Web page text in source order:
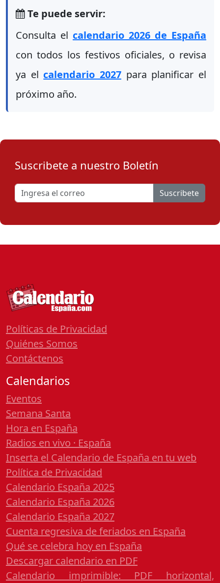
Te puede servir:
Consulta el calendario 2026 de España
con todos los festivos oficiales, o revisa
ya el calendario 2027 para planificar el
próximo año.
Suscribete a nuestro Boletín
Suscribete
Políticas de Privacidad
Quiénes Somos
Contáctenos
Calendarios
Eventos
Semana Santa
Hora en España
Radios en vivo · España
Inserta el Calendario de España en tu web
Política de Privacidad
Calendario España 2025
Calendario España 2026
Calendario España 2027
Cuenta regresiva de feriados en España
Qué se celebra hoy en España
Descargar calendario en PDF
Calendario imprimible: PDF horizontal,